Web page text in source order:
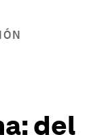
del